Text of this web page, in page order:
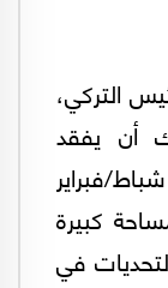
التركي،
أن يفقد
فبراير
كبيرة
في